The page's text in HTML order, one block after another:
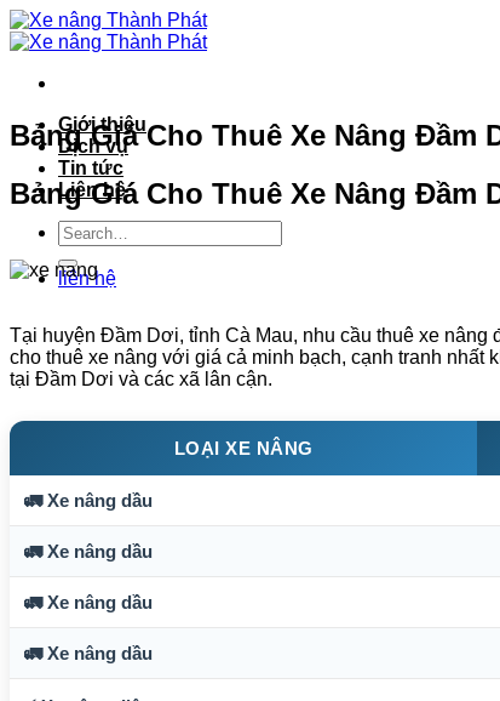
Bỏ
qua
dung
Giới thiệu
Dịch vụ
Tin tức
Liên hệ
liên hệ
Bảng Giá Cho Thuê Xe Nâng Đầm
Bảng Giá Cho Thuê Xe Nâng Đầm
Tại huyện Đầm Dơi, tỉnh Cà Mau, nhu cầu thuê xe nâng
cho thuê xe nâng với giá cả minh bạch, cạnh tranh nhất
tại Đầm Dơi và các xã lân cận.
LOẠI XE NÂNG
🚛 Xe nâng dầu
🚛 Xe nâng dầu
🚛 Xe nâng dầu
🚛 Xe nâng dầu